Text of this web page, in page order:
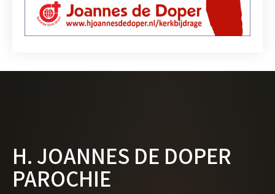
H. JOANNES DE DOPER
PAROCHIE